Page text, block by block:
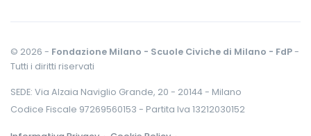
© 2026 - Fondazione Milano - Scuole Civiche di Milano - FdP-
Tutti i diritti riservati
SEDE: Via Alzaia Naviglio Grande, 20 - 20144 - Milano
Codice Fiscale 97269560153 - Partita Iva 13212030152